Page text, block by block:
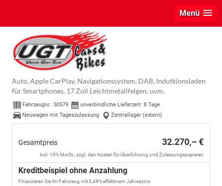
Menü
Hyundai i30GO+ 1.5 T-GDI DCT 48V 103 kW (140 PS)
Sitzheizung, Lenkradheizung, 2-Zonen-Klimaautomatik, Android
Auto, Apple CarPlay, Navigationssystem, DAB, Indutkionsladen
für Smartphones, 17 Zoll Leichtmetallfelgen, uvm.
Fahrzeugnr.: 50579 unverbindliche Lieferzeit: 8 Tage
Neuwagen mit Tageszulassung
Zentrallager (extern)
Gesamtpreis 32.270,– €
incl. 19% MwSt., zzgl. den Kosten für Überführung und Zulassungspapieren
Kreditbeispiel ohne Anzahlung
Finanzieren Sie Ihr Fahrzeug mit 5,49% effektivem Jahreszins.